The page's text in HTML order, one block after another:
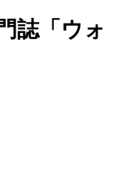
誌「ウォ